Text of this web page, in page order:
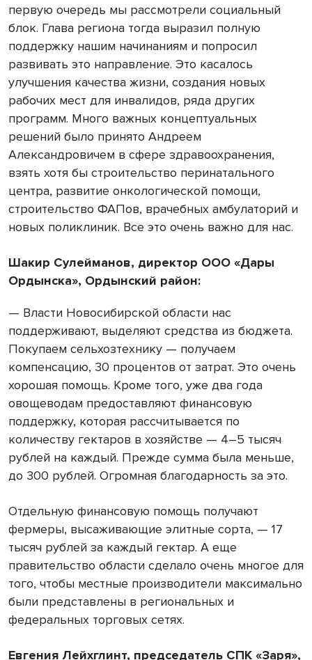
первую очередь мы рассмотрели социальный
блок. Глава региона тогда выразил полную
поддержку нашим начинаниям и попросил
развивать это направление. Это касалось
улучшения качества жизни, создания новых
рабочих мест для инвалидов, ряда других
программ. Много важных концептуальных
решений было принято Андреем
Александровичем в сфере здравоохранения,
взять хотя бы строительство перинатального
центра, развитие онкологической помощи,
строительство ФАПов, врачебных амбулаторий и
новых поликлиник. Все это очень важно для нас.
Шакир Сулейманов, директор ООО «Дары
Ордынска», Ордынский район:
— Власти Новосибирской области нас
поддерживают, выделяют средства из бюджета.
Покупаем сельхозтехнику — получаем
компенсацию, 30 процентов от затрат. Это очень
хорошая помощь. Кроме того, уже два года
овощеводам предоставляют финансовую
поддержку, которая рассчитывается по
количеству гектаров в хозяйстве — 4–5 тысяч
рублей на каждый. Прежде сумма была меньше,
до 300 рублей. Огромная благодарность за это.
Отдельную финансовую помощь получают
фермеры, высаживающие элитные сорта, — 17
тысяч рублей за каждый гектар. А еще
правительство области сделало очень многое для
того, чтобы местные производители максимально
были представлены в региональных и
федеральных торговых сетях.
Евгения Лейхглинт, председатель СПК «Заря»,